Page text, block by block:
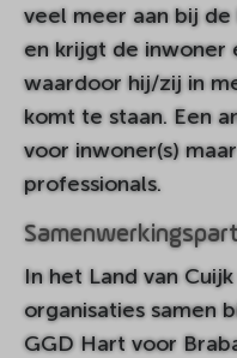
veel meer aan bij
en krijgt de inwoner
waardoor hij/zij in
komt te staan. Een
voor inwoner(s)
professionals.
In het Land van
organisaties samen
GGD Hart voor